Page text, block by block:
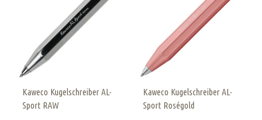
Kaweco Kugelschreiber AL-
Sport RAW
Kaweco Kugelschreiber AL-
Sport Roségold